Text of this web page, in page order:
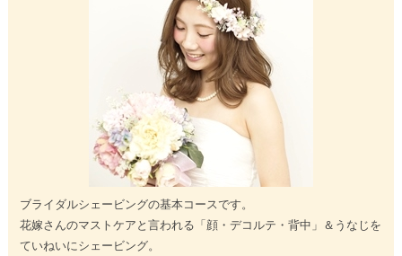
ブライダルシェービングの基本コースです。
花嫁さんのマストケアと言われる「顔・デコルテ・背中」＆うなじを
ていねいにシェービング。